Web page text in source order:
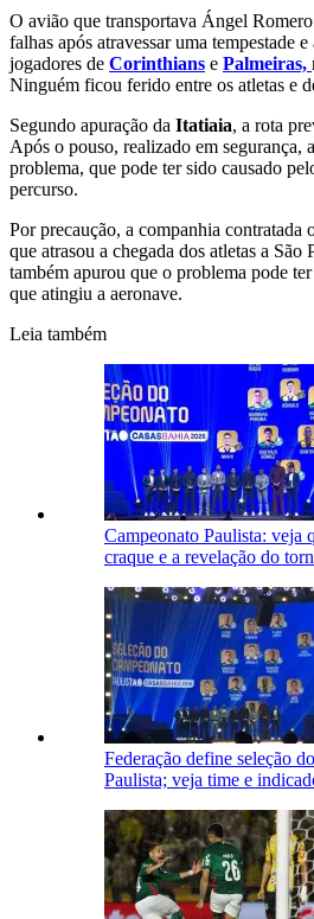
O avião que transportava Ángel
falhas após atravessar uma tempestade
jogadores de Corinthians e Palmeiras,
Ninguém ficou ferido entre os atletas e
Segundo apuração da Itatiaia, a rota
Após o pouso, realizado em segurança,
problema, que pode ter sido causado
percurso.
Por precaução, a companhia contratada
que atrasou a chegada dos atletas a São
também apurou que o problema pode
que atingiu a aeronave.
Leia também
Campeonato Paulista: veja
craque e a revelação do
Federação define seleção
Paulista; veja time e